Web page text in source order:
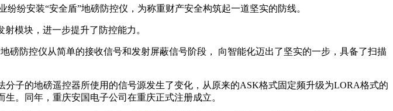
安装“安全盾”地磅防控仪，为称重财产安全构筑起一道坚实的防线。
模块，进一步提升了防控能力。
防控仪从简单的接收信号和发射屏蔽信号阶段， 向智能化迈出了坚实的一步，具备了扫描
子的地磅遥控器所使用的信号源发生了变化，从原来的ASK格式固定频升级为LORA格式的
。同年，重庆安国电子公司在重庆正式注册成立。